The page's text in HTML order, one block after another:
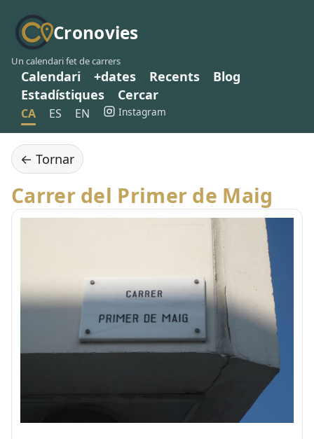
Cronovies
Un calendari fet de carrers
Calendari +dates Recents
Blog
Estadístiques
Cercar
CA ES EN Instagram
← Tornar
Carrer del Primer de Maig